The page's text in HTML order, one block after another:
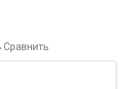
Сравнить